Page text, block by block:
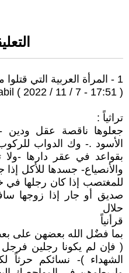
1 - المرأة العربية التي قتلوا منها النصفالإنساني
( 2022 / 11 / 7 - 17:51 )
تراثياً :
جعلوها ناقصة عقل ودين
الأسود .- وك الدواب
بقواعد في عقر دارها -ولا
والأنصياع- جسدها للأكل
للمغتصب إذا كان رجلها في
صديق أو جار إذا زوجها
حلال
قرأنياً
بما فضٌل الله بعضهن على
( فإن لم يكونا رجلين
الشهداء )- نسائكم